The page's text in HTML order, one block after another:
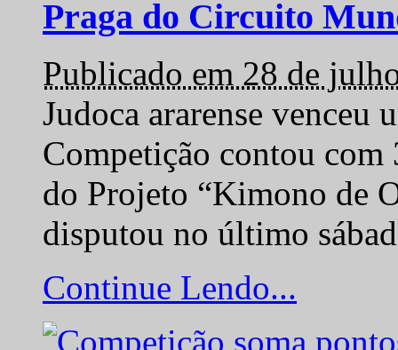
Praga do Circuito
Publicado em 28 de
Judoca ararense venceu
Competição contou com
do Projeto “Kimono de
disputou no último
Continue Lendo...